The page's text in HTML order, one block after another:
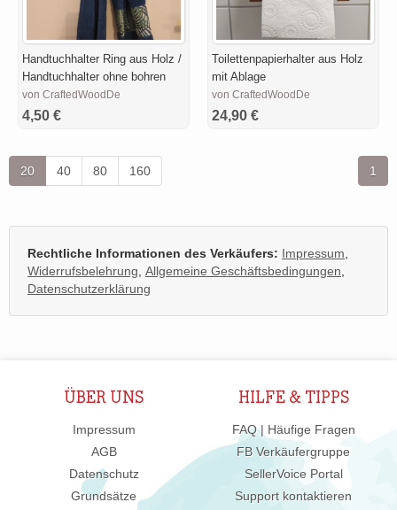
Handtuchhalter Ring aus Holz /
Handtuchhalter ohne bohren
von CraftedWoodDe
4,50 €
Toilettenpapierhalter aus Holz
mit Ablage
von CraftedWoodDe
24,90 €
20 40 80 160 1
Rechtliche Informationen des Verkäufers: Impressum
Widerrufsbelehrung Allgemeine Geschäftsbedingungen
Datenschutzerklärung
ÜBER UNS
Impressum
AGB
Datenschutz
Grundsätze
HILFE & TIPPS
FAQ | Häufige Fragen
FB Verkäufergruppe
SellerVoice Portal
Support kontaktieren